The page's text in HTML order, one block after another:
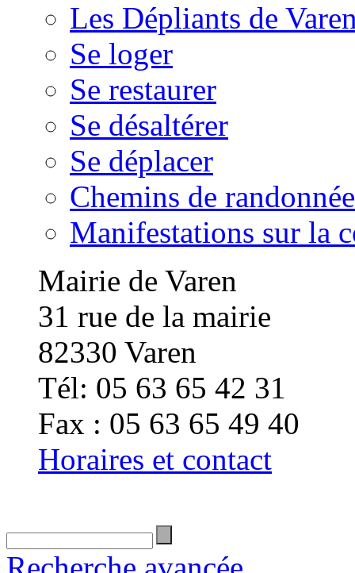
Les Dépliants de
Se loger
Se restaurer
Se désaltérer
Se déplacer
Chemins de randonnée
Manifestations sur la
Mairie de Varen
31 rue de la mairie
82330 Varen
Tél: 05 63 65 42 31
Fax : 05 63 65 49 40
Horaires et contact